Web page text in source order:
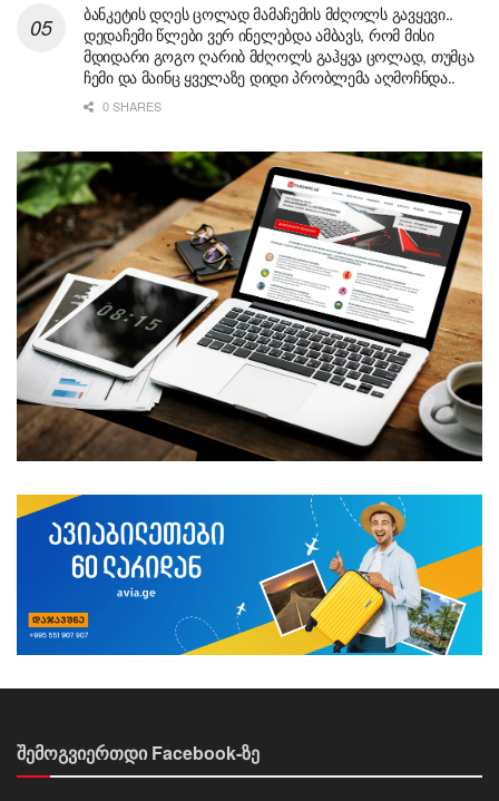
ბანკეტის დღეს ცოლად მამაჩემის მძღოლს გავყევი..
დედაჩემი წლები ვერ ინელებდა ამბავს, რომ მისი
მდიდარი გოგო ღარიბ მძღოლს გაჰყვა ცოლად, თუმცა
ჩემი და მაინც ყველაზე დიდი პრობლემა აღმოჩნდა..
0 SHARES
შემოგვიერთდი Facebook-ზე